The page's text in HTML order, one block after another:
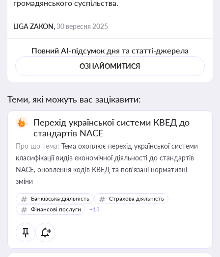
громадянського суспільства.
LIGA ZAKON,30 вересня 2025
Повний AI-підсумок дня та статті-джерела
ОЗНАЙОМИТИСЯ
Теми, які можуть вас зацікавити:
Перехід української системи КВЕД до
стандартів NACE
Про що тема: Тема охоплює перехід української системи
класифікації видів економічної діяльності до стандартів
NACE, оновлення кодів КВЕД та пов'язані нормативні
зміни
Банківська діяльність
Страхова діяльність
Фінансові послуги
+13